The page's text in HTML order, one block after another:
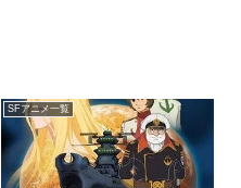
SFアニメ一覧